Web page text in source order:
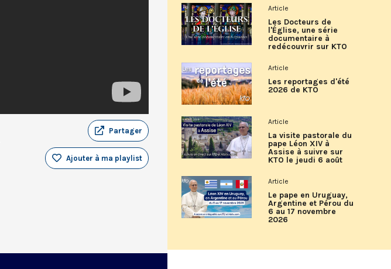
Partager
Ajouter à ma playlist
Article
Les Docteurs de
l'Église, une série
documentaire à
redécouvrir sur KTO
Article
Les reportages d'été
2026 de KTO
Article
La visite pastorale du
pape Léon XIV à
Assise à suivre sur
KTO le jeudi 6 août
Article
Le pape en Uruguay,
Argentine et Pérou du
6 au 17 novembre
2026